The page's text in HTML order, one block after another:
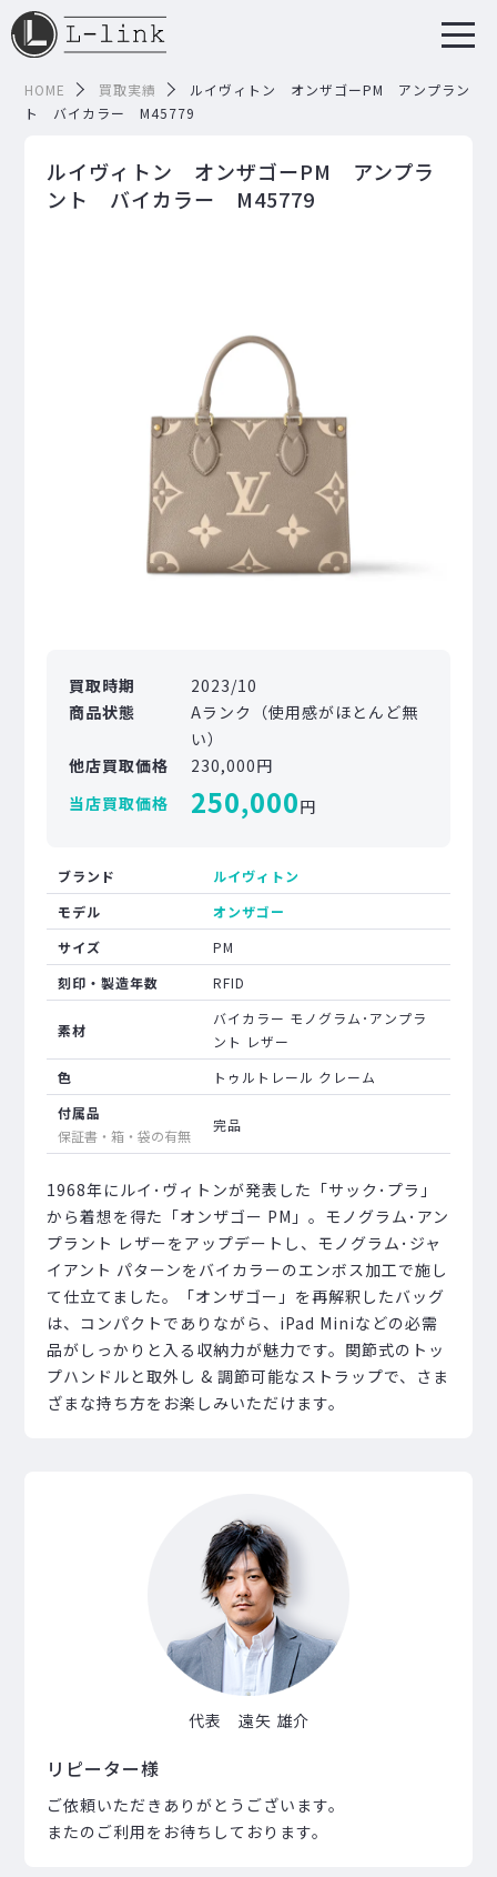
HOME 買取実績
ルイヴィトン オンザゴーPM アンプラン
ト バイカラー M45779
ルイヴィトン オンザゴーPM アンプラ
ント バイカラー M45779
買取時期
2023/10
商品状態
Aランク（使用感がほとんど無
い）
他店買取価格
230,000円
当店買取価格
250,000円
ブランド
ルイヴィトン
モデル
オンザゴー
サイズ
PM
刻印・製造年数
RFID
素材
バイカラー モノグラム･アンプラ
ント レザー
色
トゥルトレール クレーム
付属品
保証書・箱・袋の有無
完品
1968年にルイ･ヴィトンが発表した「サック･プラ」
から着想を得た「オンザゴー PM」。モノグラム･アン
プラント レザーをアップデートし、モノグラム･ジャ
イアント パターンをバイカラーのエンボス加工で施し
て仕立てました。「オンザゴー」を再解釈したバッグ
は、コンパクトでありながら、iPad Miniなどの必需
品がしっかりと入る収納力が魅力です。関節式のトッ
プハンドルと取外し & 調節可能なストラップで、さま
ざまな持ち方をお楽しみいただけます。
代表 遠矢 雄介
リピーター様
ご依頼いただきありがとうございます。
またのご利用をお待ちしております。